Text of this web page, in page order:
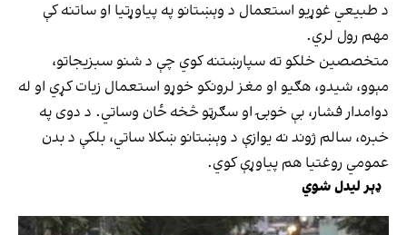
د طبیعي غوړیو استعمال د وېښتانو په پیاوړتیا او ساتنه کې
مهم رول لري.
متخصصین خلکو ته سپارښتنه کوي چې د شنو سبزیجاتو،
مېوو، شیدو، هګیو او مغز لرونکو خوړو استعمال زیات کړي او له
دوامدار فشار، بې خوبۍ او سګرټو څخه ځان وساتي. د دوی په
خبره، سالم ژوند نه یوازې د وېښتانو ښکلا ساتي، بلکې د بدن
عمومي روغتیا هم پیاوړې کوي.
ډېر لیدل شوي